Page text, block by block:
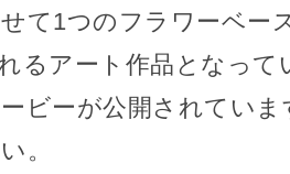
て1つのフラワーベー
るアート作品となって
ビーが公開されてい
。